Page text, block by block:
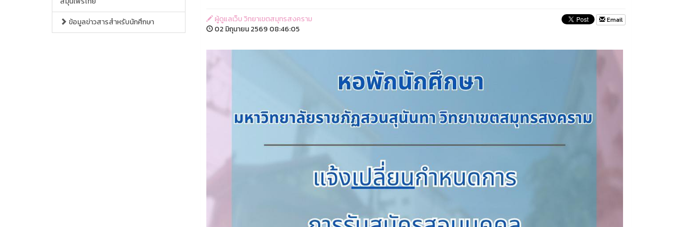
ข้อมูลข่าวสารสำหรับนักศึกษา
ผู้ดูแลเว็บ วิทยาเขตสมุทรสงคราม
02 มิถุนายน 2569 08:46:05
Email